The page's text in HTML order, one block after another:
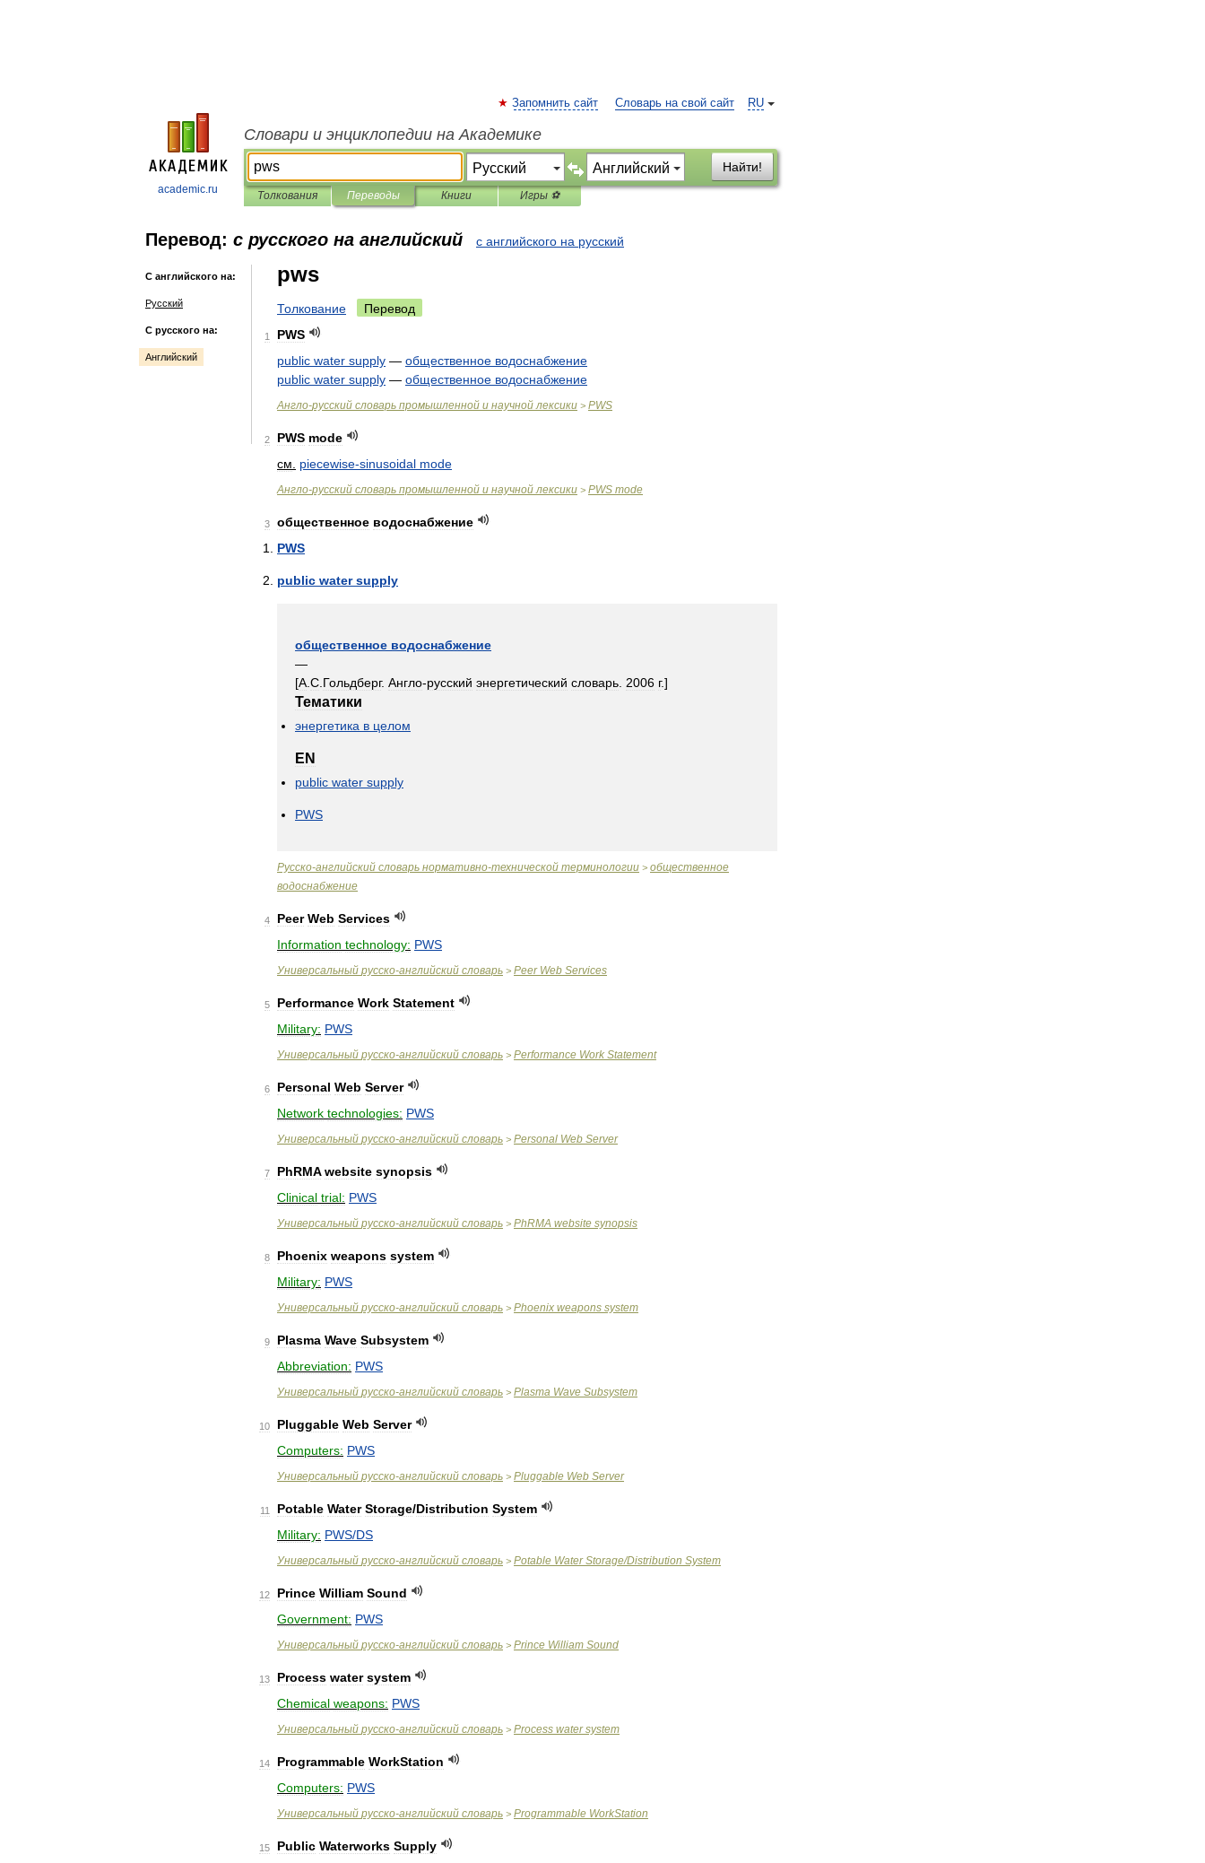
academic.ru
RU
Запомнить сайт Словарь на свой сайт
Словари и энциклопедии на Академике
Найти!
Толкования Переводы Книги Игры ⚽
Перевод: с русского на английский с английского на русский
С английского на:
Русский
С русского на:
Английский
pws
Толкование Перевод
1
PWS
public water supply — общественное водоснабжение
public water supply — общественное водоснабжение
Англо-русский словарь промышленной и научной лексики > PWS
2 PWS mode
см
piecewise-sinusoidal mode
Англо-русский словарь промышленной и научной лексики > PWS mode
3 общественное водоснабжение
PWS
public water supply
общественное водоснабжение
—
[А С Гольдберг. Англо-русский энергетический словарь 2006 г.]
Тематики
энергетика в целом
EN
public water supply
PWS
Русско-английский словарь нормативно-технической терминологии > общественное
водоснабжение
4 Peer Web Services
Information technology: PWS
Универсальный русско-английский словарь > Peer Web Services
5 Performance Work Statement
Military: PWS
Универсальный русско-английский словарь > Performance Work Statement
6 Personal Web Server
Network technologies: PWS
Универсальный русско-английский словарь > Personal Web Server
7 PhRMA website synopsis
Clinical trial: PWS
Универсальный русско-английский словарь > PhRMA website synopsis
8 Phoenix weapons system
Military: PWS
Универсальный русско-английский словарь > Phoenix weapons system
9 Plasma Wave Subsystem
Abbreviation: PWS
Универсальный русско-английский словарь > Plasma Wave Subsystem
10 Pluggable Web Server
Computers: PWS
Универсальный русско-английский словарь > Pluggable Web Server
11 Potable Water Storage/Distribution System
Military: PWS/DS
Универсальный русско-английский словарь > Potable Water Storage/Distribution System
12 Prince William Sound
Government: PWS
Универсальный русско-английский словарь > Prince William Sound
13 Process water system
Chemical weapons: PWS
Универсальный русско-английский словарь > Process water system
14 Programmable WorkStation
Computers: PWS
Универсальный русско-английский словарь > Programmable WorkStation
15 Public Waterworks Supply